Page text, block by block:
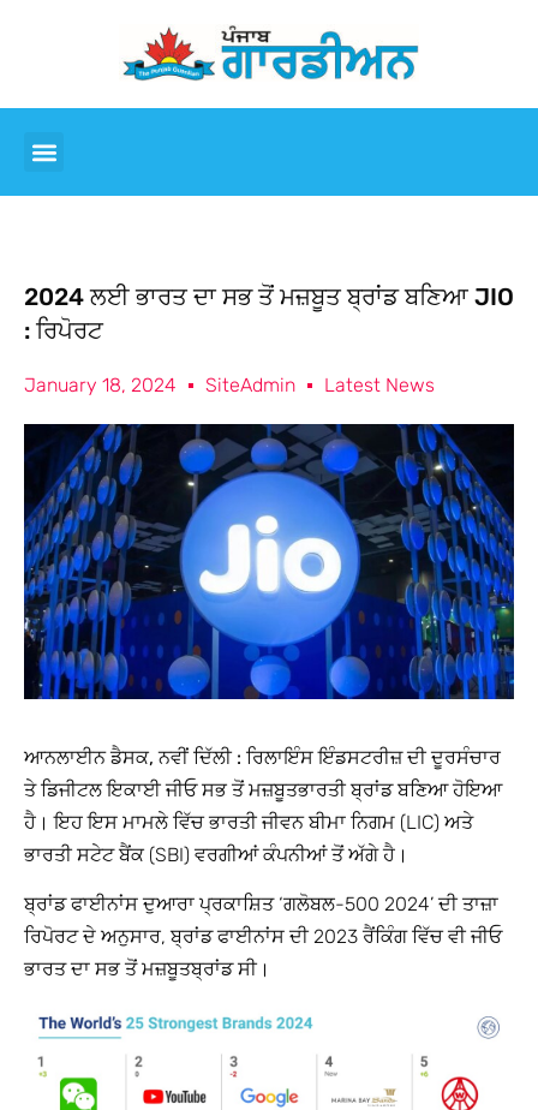
2024 ਲਈ ਭਾਰਤ ਦਾ ਸਭ ਤੋਂ ਮਜ਼ਬੂਤ ਬ੍ਰਾਂਡ ਬਣਿਆ JIO
: ਰਿਪੋਰਟ
January 18, 2024 SiteAdmin Latest News
ਆਨਲਾਈਨ ਡੈਸਕ, ਨਵੀਂ ਦਿੱਲੀ : ਰਿਲਾਇੰਸ ਇੰਡਸਟਰੀਜ਼ ਦੀ ਦੂਰਸੰਚਾਰ
ਤੇ ਡਿਜੀਟਲ ਇਕਾਈ ਜੀਓ ਸਭ ਤੋਂ ਮਜ਼ਬੂਤ​ਭਾਰਤੀ ਬ੍ਰਾਂਡ ਬਣਿਆ ਹੋਇਆ
ਹੈ। ਇਹ ਇਸ ਮਾਮਲੇ ਵਿੱਚ ਭਾਰਤੀ ਜੀਵਨ ਬੀਮਾ ਨਿਗਮ (LIC) ਅਤੇ
ਭਾਰਤੀ ਸਟੇਟ ਬੈਂਕ (SBI) ਵਰਗੀਆਂ ਕੰਪਨੀਆਂ ਤੋਂ ਅੱਗੇ ਹੈ।
ਬ੍ਰਾਂਡ ਫਾਈਨਾਂਸ ਦੁਆਰਾ ਪ੍ਰਕਾਸ਼ਿਤ ‘ਗਲੋਬਲ-500 2024’ ਦੀ ਤਾਜ਼ਾ
ਰਿਪੋਰਟ ਦੇ ਅਨੁਸਾਰ, ਬ੍ਰਾਂਡ ਫਾਈਨਾਂਸ ਦੀ 2023 ਰੈਂਕਿੰਗ ਵਿੱਚ ਵੀ ਜੀਓ
ਭਾਰਤ ਦਾ ਸਭ ਤੋਂ ਮਜ਼ਬੂਤ​ਬ੍ਰਾਂਡ ਸੀ।